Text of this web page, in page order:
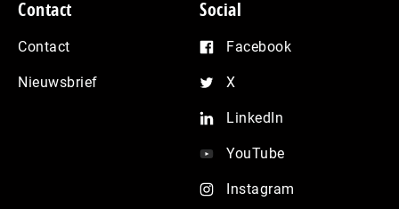
Contact
Contact
Nieuwsbrief
Social
Facebook
X
LinkedIn
YouTube
Instagram